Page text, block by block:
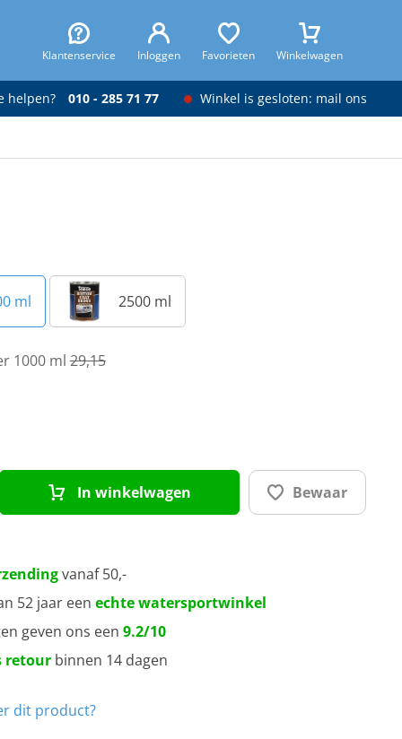
Klantenservice Inloggen Favorieten Winkelwagen
helpen? 010 - 285 71 77 Winkel is gesloten: mail ons
ml 2500 ml
1000 ml29,15
In winkelwagen Bewaar
vanaf 50,-
52 jaar een echte watersportwinkel
geven ons een 9.2/10
retourbinnen 14 dagen
dit product?